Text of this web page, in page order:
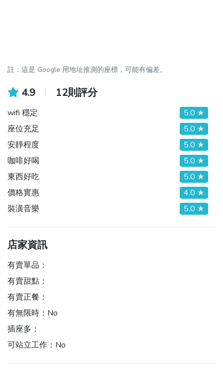
註：這是 Google 用地址推測的座標，可能有偏差。
4.9 12則評分
wifi 穩定
5.0 ★
座位充足
5.0 ★
安靜程度
5.0 ★
咖啡好喝
5.0 ★
東西好吃
5.0 ★
價格實惠
4.0 ★
裝潢音樂
5.0 ★
店家資訊
有賣單品：
有賣甜點：
有賣正餐：
有無限時： No
插座多：
可站立工作： No